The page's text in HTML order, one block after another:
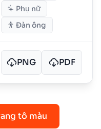
Phụ nữ
Đàn ông
PNG PDF
tô màu